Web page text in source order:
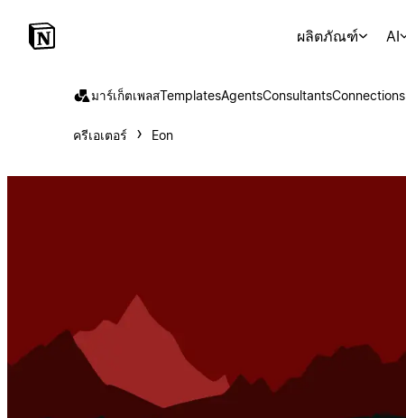
ผลิตภัณฑ์ AI
มาร์เก็ตเพลสTemplatesAgentsConsultantsConnections
ครีเอเตอร์ Eon